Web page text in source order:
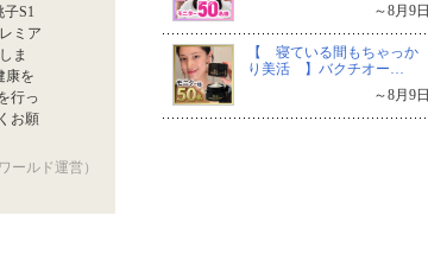
S1
ミア
ま
康を
行っ
お願
ールド運営）
～8月9日
【 寝ている間もちゃっか
り美活 】バクチオー…
～8月9日